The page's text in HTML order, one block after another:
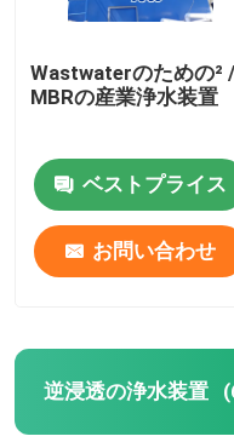
Wastwaterのための²
MBRの産業浄水装置
ベストプライス
お問い合わせ
逆浸透の浄水装置